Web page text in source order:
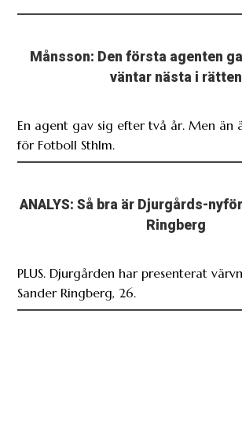
Månsson: Den första agenten
väntar nästa i rätten
En agent gav sig efter två år. Men än
för Fotboll Sthlm.
ANALYS: Så bra är Djurgårds-
Ringberg
PLUS. Djurgården har presenterat
Sander Ringberg, 26.